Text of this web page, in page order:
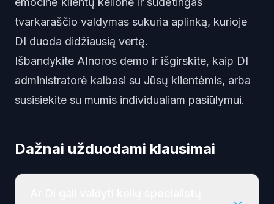
tvarkaraščio valdymas sukuria aplinką, kurioje
DI duoda didžiausią vertę.
Išbandykite AInoros demo ir išgirskite, kaip DI
administratorė kalbasi su Jūsų klientėmis, arba
susisiekite su mumis individualiam pasiūlymui.
Dažnai užduodami klausimai